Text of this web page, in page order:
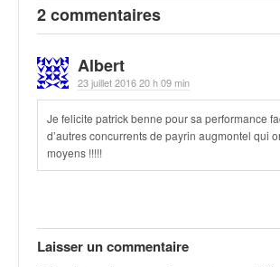
2 commentaires
Albert
23 juillet 2016 20 h 09 min
Je felicite patrick benne pour sa performance
d’autres concurrents de payrin augmontel qui
moyens !!!!!
Laisser un commentaire